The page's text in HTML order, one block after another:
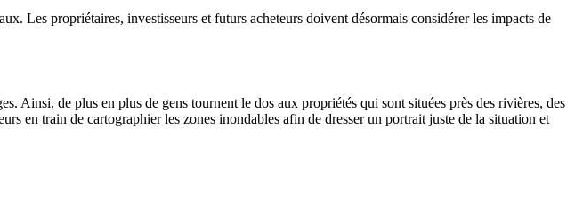
Les propriétaires, investisseurs et futurs acheteurs doivent désormais considérer les impacts de
Ainsi, de plus en plus de gens tournent le dos aux propriétés qui sont situées près des rivières, des
en train de cartographier les zones inondables afin de dresser un portrait juste de la situation et